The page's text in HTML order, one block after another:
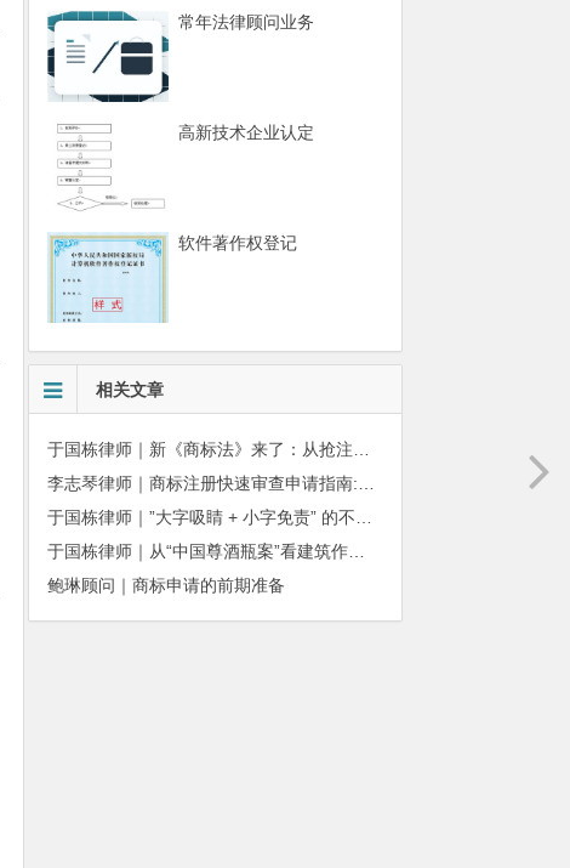
常年法律顾问业务
高新技术企业认定
软件著作权登记
相关文章
于国栋律师｜从“中国尊酒瓶案”看建筑作品著作权保护的司法边界与商用合规
鲍琳顾问｜商标申请的前期准备